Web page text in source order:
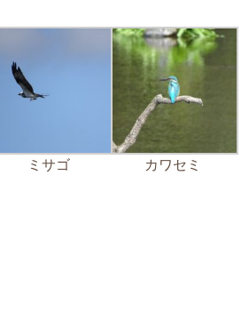
ミサゴ カワセミ